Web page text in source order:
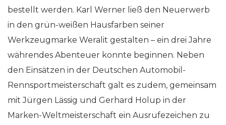
bestellt werden. Karl Werner ließ den Neuerwerb
in den grün-weißen Hausfarben seiner
Werkzeugmarke Weralit gestalten – ein drei Jahre
währendes Abenteuer konnte beginnen. Neben
den Einsätzen in der Deutschen Automobil-
Rennsportmeisterschaft galt es zudem, gemeinsam
mit Jürgen Lässig und Gerhard Holup in der
Marken-Weltmeisterschaft ein Ausrufezeichen zu